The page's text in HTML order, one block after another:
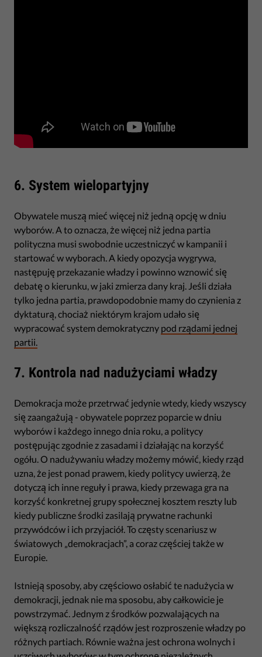
6. System wielopartyjny
Obywatele muszą mieć więcej niż jedną opcję w dniu
wyborów. A to oznacza, że więcej niż jedna partia
polityczna musi swobodnie uczestniczyć w kampanii i
startować w wyborach. A kiedy opozycja wygrywa,
następuję przekazanie władzy i powinno wznowić się
debatę o kierunku, w jaki zmierza dany kraj. Jeśli działa
tylko jedna partia, prawdopodobnie mamy do czynienia z
dyktaturą, chociaż niektórym krajom udało się
wypracować system demokratyczny pod rządami jednej
partii.
7. Kontrola nad nadużyciami władzy
Demokracja może przetrwać jedynie wtedy, kiedy wszyscy
się zaangażują - obywatele poprzez poparcie w dniu
wyborów i każdego innego dnia roku, a politycy
postępując zgodnie z zasadami i działając na korzyść
ogółu. O nadużywaniu władzy możemy mówić, kiedy rząd
uzna, że jest ponad prawem, kiedy politycy uwierzą, że
dotyczą ich inne reguły i prawa, kiedy przewaga gra na
korzyść konkretnej grupy społecznej kosztem reszty lub
kiedy publiczne środki zasilają prywatne rachunki
przywódców i ich przyjaciół. To częsty scenariusz w
światowych „demokracjach”, a coraz częściej także w
Europie.
Istnieją sposoby, aby częściowo osłabić te nadużycia w
demokracji, jednak nie ma sposobu, aby całkowicie je
powstrzymać. Jednym z środków pozwalających na
większą rozliczalność rządów jest rozproszenie władzy po
różnych partiach. Równie ważna jest ochrona wolnych i